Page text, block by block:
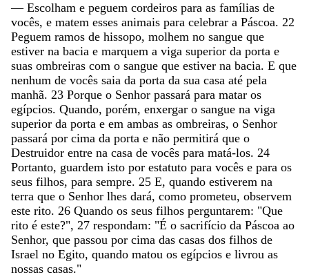
— Escolham e peguem cordeiros para as famílias de
vocês, e matem esses animais para celebrar a Páscoa. 22
Peguem ramos de hissopo, molhem no sangue que
estiver na bacia e marquem a viga superior da porta e
suas ombreiras com o sangue que estiver na bacia. E que
nenhum de vocês saia da porta da sua casa até pela
manhã. 23 Porque o Senhor passará para matar os
egípcios. Quando, porém, enxergar o sangue na viga
superior da porta e em ambas as ombreiras, o Senhor
passará por cima da porta e não permitirá que o
Destruidor entre na casa de vocês para matá-los. 24
Portanto, guardem isto por estatuto para vocês e para os
seus filhos, para sempre. 25 E, quando estiverem na
terra que o Senhor lhes dará, como prometeu, observem
este rito. 26 Quando os seus filhos perguntarem: "Que
rito é este?", 27 respondam: "É o sacrifício da Páscoa ao
Senhor, que passou por cima das casas dos filhos de
Israel no Egito, quando matou os egípcios e livrou as
nossas casas."